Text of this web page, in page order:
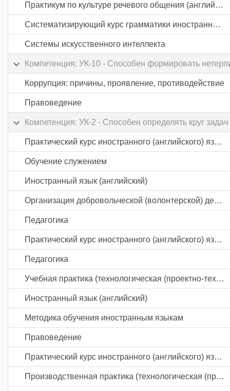
Практикум по культуре речевого общения (английский язык)
Систематизирующий курс грамматики иностранного (английского) языка
Системы искусственного интеллекта
Компетенция: УК-10 - Способен формировать
Коррупция: причины, проявление, противодействие
Правоведение
Компетенция: УК-2 - Способен определять круг
Практический курс иностранного (английского) языка
Обучение служением
Иностранный язык (английский)
Организация добровольческой (волонтерской) деятельности и взаимодействие с социально ориентированными НКО
Педагогика
Практический курс иностранного (английского) языка
Педагогика
Учебная практика (технологическая (проектно-технологическая) практика)
Иностранный язык (английский)
Методика обучения иностранным языкам
Правоведение
Практический курс иностранного (английского) языка
Производственная практика (технологическая (проектно-технологическая) практика)